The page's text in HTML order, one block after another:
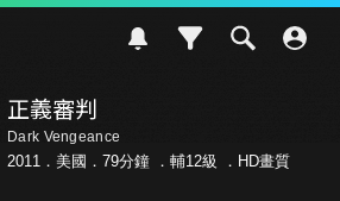
正義審判
Dark Vengeance
2011．美國．79分鐘 ． 輔12級 ．HD畫質